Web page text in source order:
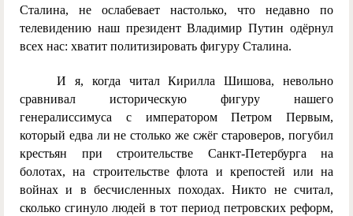
Сталина, не ослабевает настолько, что недавно по
телевидению наш президент Владимир Путин одёрнул
всех нас: хватит политизировать фигуру Сталина.
И я, когда читал Кирилла Шишова, невольно
сравнивал историческую фигуру нашего
генералиссимуса с императором Петром Первым,
который едва ли не столько же сжёг староверов, погубил
крестьян при строительстве Санкт-Петербурга на
болотах, на строительстве флота и крепостей или на
войнах и в бесчисленных походах. Никто не считал,
сколько сгинуло людей в тот период петровских реформ,